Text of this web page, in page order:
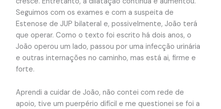
Seguimos com os exames e com a suspeita de
Estenose de JUP bilateral e, possivelmente, João terá
que operar. Como o texto foi escrito há dois anos, o
João operou um lado, passou por uma infecção urinária
e outras internações no caminho, mas está ai, firme e
forte.
Aprendi a cuidar de João, não contei com rede de
apoio, tive um puerpério difícil e me questionei se foi a